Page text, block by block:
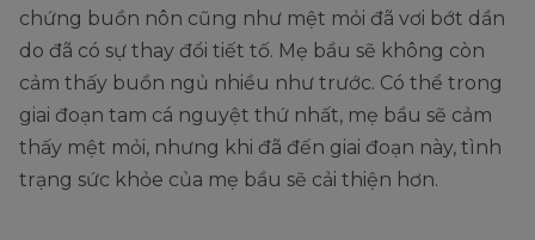
chứng buồn nôn cũng như mệt mỏi đã vơi bớt dần
do đã có sự thay đổi tiết tố. Mẹ bầu sẽ không còn
cảm thấy buồn ngủ nhiều như trước. Có thể trong
giai đoạn tam cá nguyệt thứ nhất, mẹ bầu sẽ cảm
thấy mệt mỏi, nhưng khi đã đến giai đoạn này, tình
trạng sức khỏe của mẹ bầu sẽ cải thiện hơn.